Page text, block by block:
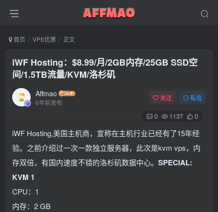
首页 VPS优惠 正文
iWF Hosting：$8.99/月/2GB内存/25GB SSD空
间/1.5TB流量/KVM/洛杉矶
Affmao
6年前发布
关注 私信
0 1137 0
iWF Hosting,美国主机商，宣称在主机行业已经有了15年经
验。之前介绍过一次一款独立服务器，此次是kvm vps，内
存双倍，有国内速度不错的洛杉矶数据中心。 SPECIAL:
KVM 1
CPU：1
内存：2 GB